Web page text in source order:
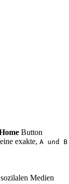
Button
exakte, A und B
Medien